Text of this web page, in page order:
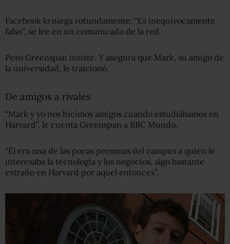
Facebook lo niega rotundamente: “Es inequívocamente
falso”, se lee en un comunicado de la red.
Pero Greenspan insiste. Y asegura que Mark, su amigo de
la universidad, le traicionó.
De amigos a rivales
“Mark y yo nos hicimos amigos cuando estudiábamos en
Harvard”, le cuenta Greenspan a BBC Mundo.
“Él era una de las pocas personas del campus a quien le
interesaba la tecnología y los negocios, algo bastante
extraño en Harvard por aquel entonces”.